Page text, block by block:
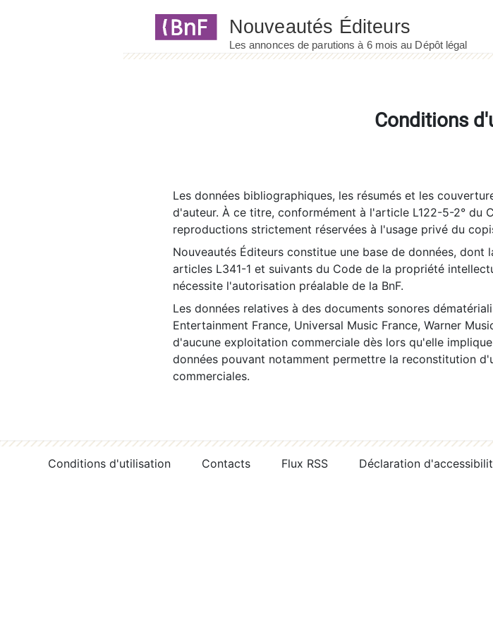
Conditions
Les données bibliographiques, les résumés et les
d'auteur. À ce titre, conformément à l'article L122-5-2° du
reproductions strictement réservées à l'usage privé du
Nouveautés Éditeurs constitue une base de données, dont
articles L341-1 et suivants du Code de la propriété
nécessite l'autorisation préalable de la BnF.
Les données relatives à des documents sonores
Entertainment France, Universal Music France, Warner
d'aucune exploitation commerciale dès lors qu'elle
données pouvant notamment permettre la reconstitution
commerciales.
Conditions d'utilisation Contacts Flux RSS Déclaration